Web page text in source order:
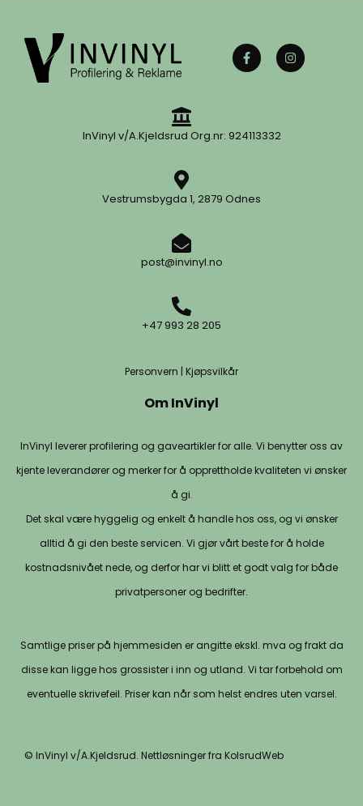
InVinyl v/A.Kjeldsrud Org.nr: 924113332
Vestrumsbygda 1, 2879 Odnes
post@invinyl.no
+47 993 28 205
Personvern | Kjøpsvilkår
Om InVinyl
InVinyl leverer profilering og gaveartikler for alle. Vi benytter oss av
kjente leverandører og merker for å opprettholde kvaliteten vi ønsker
å gi.
Det skal være hyggelig og enkelt å handle hos oss, og vi ønsker
alltid å gi den beste servicen. Vi gjør vårt beste for å holde
kostnadsnivået nede, og derfor har vi blitt et godt valg for både
privatpersoner og bedrifter.
Samtlige priser på hjemmesiden er angitte ekskl. mva og frakt da
disse kan ligge hos grossister i inn og utland. Vi tar forbehold om
eventuelle skrivefeil. Priser kan når som helst endres uten varsel.
© InVinyl v/A.Kjeldsrud. Nettløsninger fra KolsrudWeb